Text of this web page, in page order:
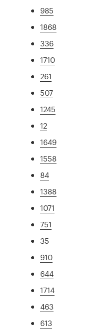
985
1868
336
1710
261
507
1245
12
1649
1558
84
1388
1071
751
35
910
644
1714
463
613